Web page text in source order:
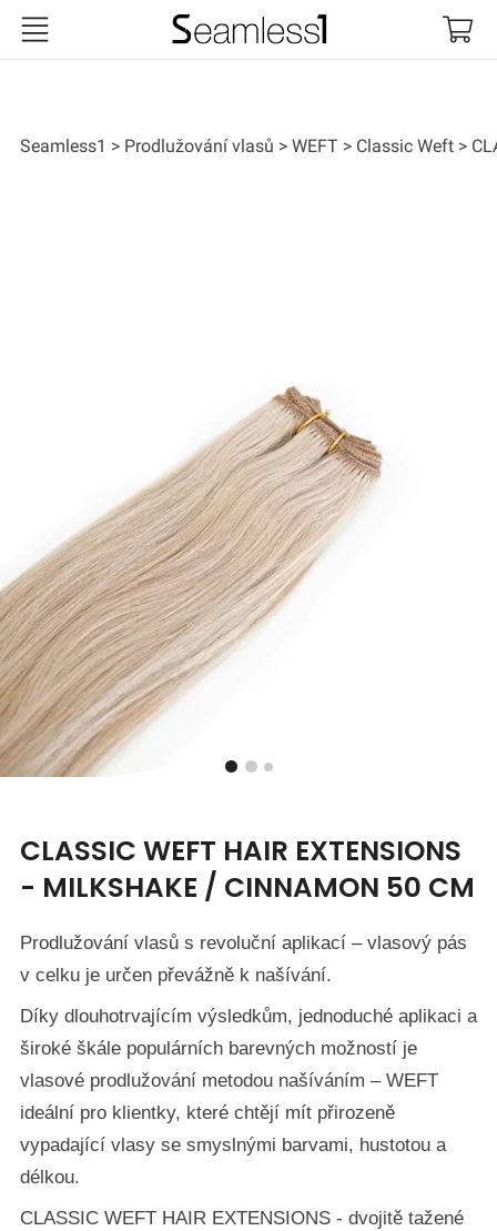
Seamless1 Prodlužování vlasů WEFT Classic Weft
CLASSIC WEFT HAIR EXTENSIONS
- MILKSHAKE / CINNAMON 50 CM
Prodlužování vlasů s revoluční aplikací – vlasový pás
v celku je určen převážně k našívání.
Díky dlouhotrvajícím výsledkům, jednoduché aplikaci a
široké škále populárních barevných možností je
vlasové prodlužování metodou našíváním – WEFT
ideální pro klientky, které chtějí mít přirozeně
vypadající vlasy se smyslnými barvami, hustotou a
délkou.
CLASSIC WEFT HAIR EXTENSIONS - dvojitě tažené